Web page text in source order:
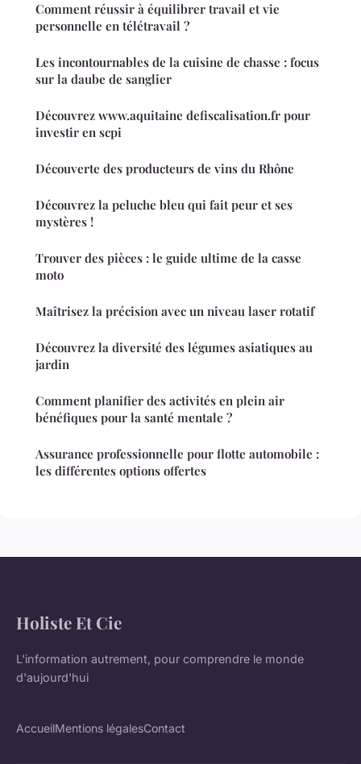
Comment réussir à équilibrer travail et vie
personnelle en télétravail ?
Les incontournables de la cuisine de chasse : focus
sur la daube de sanglier
Découvrez www.aquitaine defiscalisation.fr pour
investir en scpi
Découverte des producteurs de vins du Rhône
Découvrez la peluche bleu qui fait peur et ses
mystères !
Trouver des pièces : le guide ultime de la casse
moto
Maîtrisez la précision avec un niveau laser rotatif
Découvrez la diversité des légumes asiatiques au
jardin
Comment planifier des activités en plein air
bénéfiques pour la santé mentale ?
Assurance professionnelle pour flotte automobile :
les différentes options offertes
Holiste Et Cie
L'information autrement, pour comprendre le monde
d'aujourd'hui
AccueilMentions légalesContact